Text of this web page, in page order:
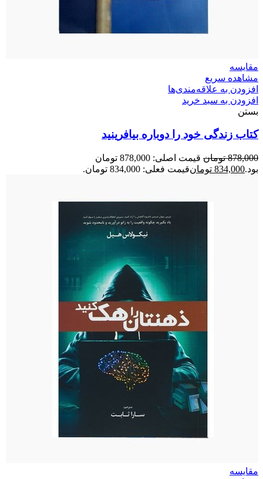
مقایسه
مشاهده سریع
افزودن به علاقه‌مندی‌ها
افزودن به سبد خرید
بستن
کتاب زندگی خود را دوباره بیافرینید
878,000 تومان
قیمت اصلی: 878,000 تومان
بود.834,000 تومانقیمت فعلی: 834,000 تومان.
مقایسه